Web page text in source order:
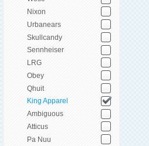
Nixon
Urbanears
Skullcandy
Sennheiser
LRG
Obey
Qhuit
King Apparel
Ambiguous
Atticus
Pa Nuu